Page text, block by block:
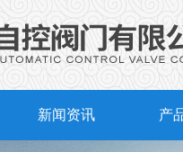
新闻资讯 产